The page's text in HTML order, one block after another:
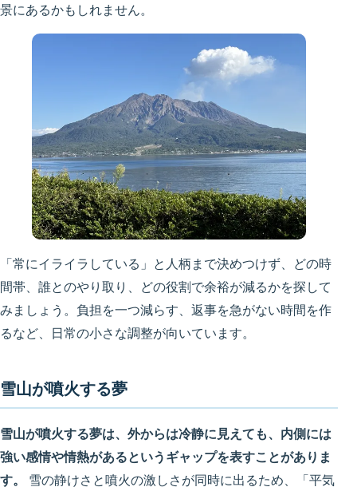
景にあるかもしれません。
「常にイライラしている」と人柄まで決めつけず、どの時
間帯、誰とのやり取り、どの役割で余裕が減るかを探して
みましょう。負担を一つ減らす、返事を急がない時間を作
るなど、日常の小さな調整が向いています。
雪山が噴火する夢
雪山が噴火する夢は、外からは冷静に見えても、内側には
強い感情や情熱があるというギャップを表すことがありま
す。
雪の静けさと噴火の激しさが同時に出るため、「平気